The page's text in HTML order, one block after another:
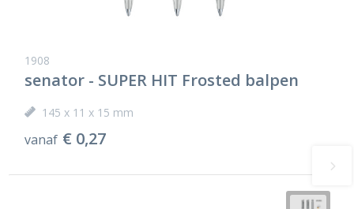
1908
senator - SUPER HIT Frosted balpen
145 x 11 x 15 mm
vanaf € 0,27